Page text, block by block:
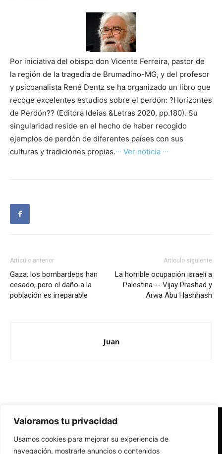
Valoramos tu privacidad
Usamos cookies para mejorar su experiencia de
navegación, mostrarle anuncios o contenidos
Por iniciativa del obispo don Vicente Ferreira, pastor de
la región de la tragedia de Brumadino-MG, y del profesor
y psicoanalista René Dentz se ha organizado un libro que
recoge excelentes estudios sobre el perdón: ?Horizontes
de Perdón?? (Editora Ideias &Letras 2020, pp.180). Su
singularidad reside en el hecho de haber recogido
ejemplos de perdón de diferentes países con sus
culturas y tradiciones propias.··· Ver noticia ···
Artículo anterior
Gaza: los bombardeos han
cesado, pero el daño a la
población es irreparable
Artículo siguiente
La horrible ocupación israelí a
Palestina -- Vijay Prashad y
Arwa Abu Hashhash
Juan
Redes Cristianas
Una mirada alternativa sobre la Iglesia católica y la sociedad
- Colectivos de Redes Cristianas